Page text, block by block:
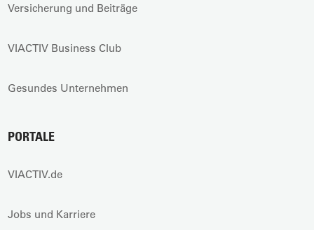
Versicherung und Beiträge
VIACTIV Business Club
Gesundes Unternehmen
PORTALE
VIACTIV.de
Jobs und Karriere